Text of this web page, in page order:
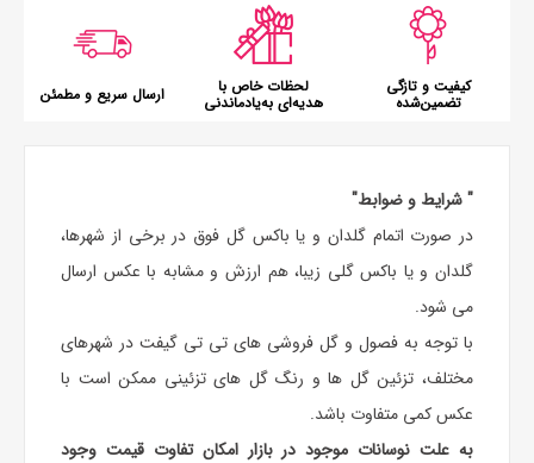
کیفیت و تازگی
تضمین‌شده
لحظات خاص با
هدیه‌ای به‌یادماندنی ارسال سریع و مطمئن
" شرایط و ضوابط"
در صورت اتمام گلدان و یا باکس گل فوق در برخی از شهرها،
گلدان و یا باکس گلی زیبا، هم ارزش و مشابه با عکس ارسال
می شود.
با توجه به فصول و گل فروشی های تی تی گیفت در شهرهای
مختلف، تزئین گل ها و رنگ گل های تزئینی ممکن است با
عکس کمی متفاوت باشد.
به علت نوسانات موجود در بازار امکان تفاوت قیمت وجود